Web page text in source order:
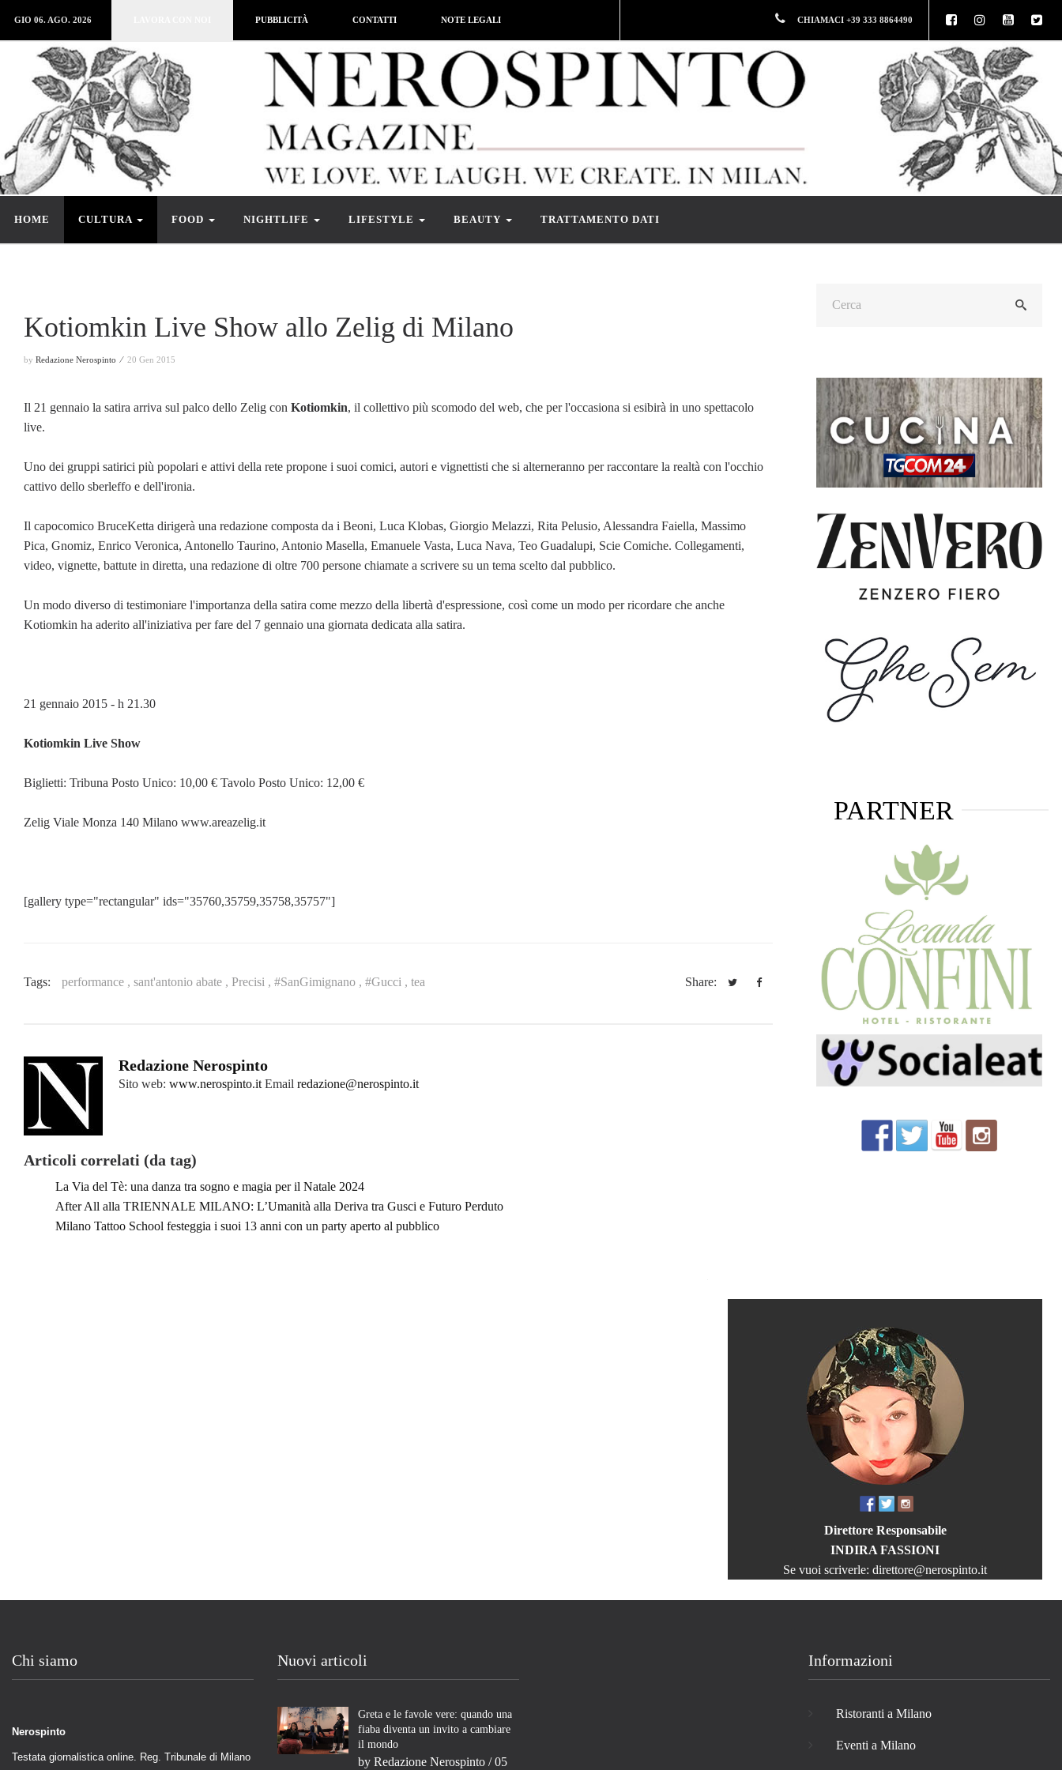
GIO 06. AGO. 2026 PUBBLICITÀ CONTATTI NOTE LEGALI CHIAMACI +39 333 8864490
HOME CULTURA FOOD NIGHTLIFE LIFESTYLE BEAUTY TRATTAMENTO DATI
Kotiomkin Live Show allo Zelig di Milano
by Redazione Nerospinto ⁄ 20 Gen 2015
Il 21 gennaio la satira arriva sul palco dello Zelig con Kotiomkin, il collettivo più scomodo del web, che per l'occasiona si esibirà in uno spettacolo
live.
Uno dei gruppi satirici più popolari e attivi della rete propone i suoi comici, autori e vignettisti che si alterneranno per raccontare la realtà con l'occhio
cattivo dello sberleffo e dell'ironia.
Il capocomico BruceKetta dirigerà una redazione composta da i Beoni, Luca Klobas, Giorgio Melazzi, Rita Pelusio, Alessandra Faiella, Massimo
Pica, Gnomiz, Enrico Veronica, Antonello Taurino, Antonio Masella, Emanuele Vasta, Luca Nava, Teo Guadalupi, Scie Comiche. Collegamenti,
video, vignette, battute in diretta, una redazione di oltre 700 persone chiamate a scrivere su un tema scelto dal pubblico.
Un modo diverso di testimoniare l'importanza della satira come mezzo della libertà d'espressione, così come un modo per ricordare che anche
Kotiomkin ha aderito all'iniziativa per fare del 7 gennaio una giornata dedicata alla satira.
21 gennaio 2015 - h 21.30
Kotiomkin Live Show
Biglietti: Tribuna Posto Unico: 10,00 € Tavolo Posto Unico: 12,00 €
Zelig Viale Monza 140 Milano www.areazelig.it
[gallery type="rectangular" ids="35760,35759,35758,35757"]
Tags: performance , sant'antonio abate , Precisi , #SanGimignano , #Gucci , tea Share:
Redazione Nerospinto
Sito web: www.nerospinto.it Email redazione@nerospinto.it
Articoli correlati (da tag)
La Via del Tè: una danza tra sogno e magia per il Natale 2024
After All alla TRIENNALE MILANO: L’Umanità alla Deriva tra Gusci e Futuro Perduto
Milano Tattoo School festeggia i suoi 13 anni con un party aperto al pubblico
PARTNER
Direttore Responsabile
INDIRA FASSIONI
Se vuoi scriverle: direttore@nerospinto.it
Chi siamo
Nerospinto
Testata giornalistica online. Reg. Tribunale di Milano
Nuovi articoli
Greta e le favole vere: quando una
fiaba diventa un invito a cambiare
il mondo
by Redazione Nerospinto / 05
Informazioni
Ristoranti a Milano
Eventi a Milano